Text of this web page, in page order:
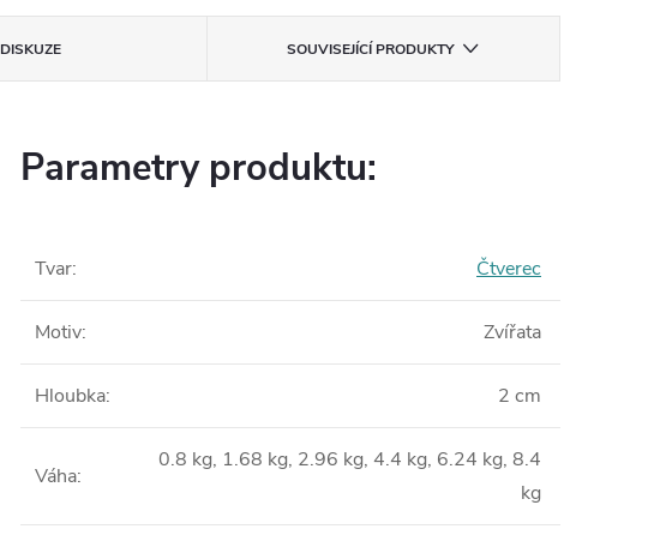
DISKUZE SOUVISEJÍCÍ PRODUKTY
Parametry produktu:
Tvar: Čtverec
Motiv: Zvířata
Hloubka: 2 cm
Váha:
0.8 kg, 1.68 kg, 2.96 kg, 4.4 kg, 6.24 kg, 8.4
kg